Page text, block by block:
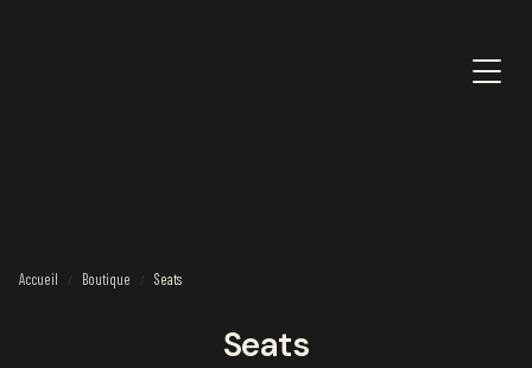
Accueil / Boutique / Seats
Seats